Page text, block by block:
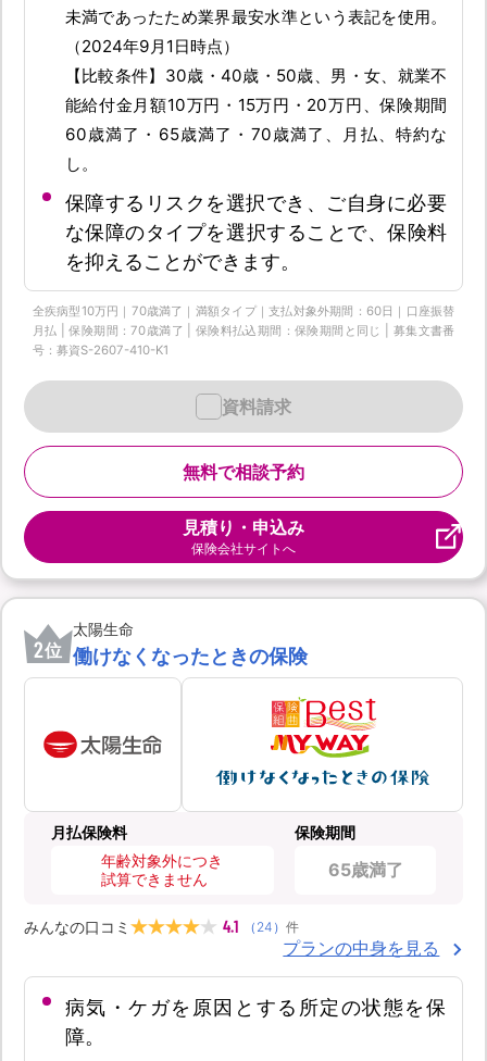
未満であったため業界最安水準という表記を使用。
（2024年9月1日時点）
【比較条件】30歳・40歳・50歳、男・女、就業不
能給付金月額10万円・15万円・20万円、保険期間
60歳満了・65歳満了・70歳満了、月払、特約な
し。
保障するリスクを選択でき、ご自身に必要
な保障のタイプを選択することで、保険料
を抑えることができます。
全疾病型10万円｜70歳満了｜満額タイプ｜支払対象外期間：60日｜口座振替
月払 | 保険期間：70歳満了 | 保険料払込期間：保険期間と同じ | 募集文書番
号：募資S-2607-410-K1
無料で相談予約
資料請求
見積り・申込み
保険会社サイトへ
2位
太陽生命
働けなくなったときの保険
月払保険料
年齢対象外につき
試算できません
保険期間
65歳満了
みんなの口コミ 4.1 （ 24 ） 件
プランの中身を見る
病気・ケガを原因とする所定の状態を保
障。